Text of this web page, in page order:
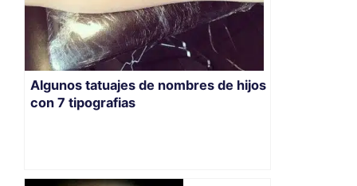
Algunos tatuajes de nombres de hijos
con 7 tipografias